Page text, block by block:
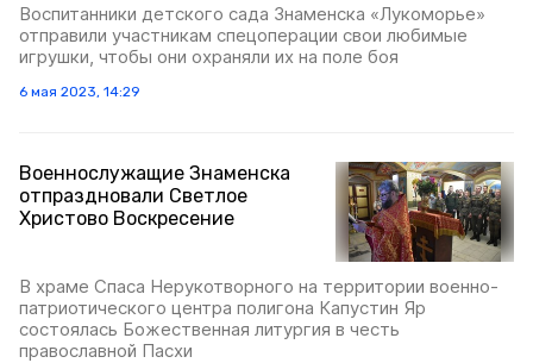
Воспитанники детского сада Знаменска «Лукоморье»
отправили участникам спецоперации свои любимые
игрушки, чтобы они охраняли их на поле боя
6 мая 2023, 14:29
Военнослужащие Знаменска
отпраздновали Светлое
Христово Воскресение
В храме Спаса Нерукотворного на территории военно-
патриотического центра полигона Капустин Яр
состоялась Божественная литургия в честь
православной Пасхи